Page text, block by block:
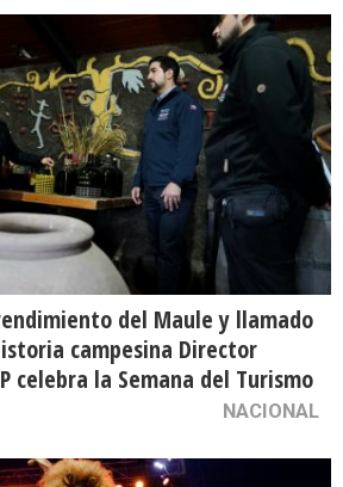
del Maule y llamado
campesina Director
celebra la Semana del Turismo
NACIONAL